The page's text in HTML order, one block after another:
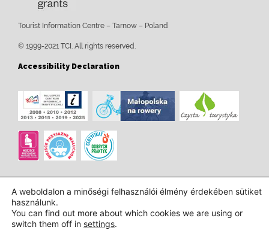
Tourist Information Centre – Tarnow – Poland
© 1999-2021 TCI. All rights reserved.
Accessibility Declaration
Tervezés és kivitelezés:InTechHouse.com
A weboldalon a minőségi felhasználói élmény érdekében sütiket
használunk.
You can find out more about which cookies we are using or
switch them off in settings.